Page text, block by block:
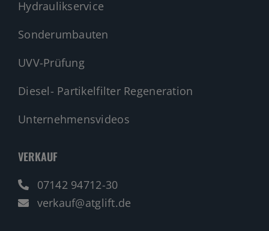
Hydraulikservice
Sonderumbauten
UVV-Prüfung
Diesel- Partikelfilter Regeneration
Unternehmensvideos
VERKAUF
07142 94712-30
verkauf@atglift.de